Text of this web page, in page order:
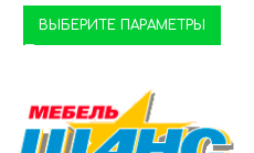
ВЫБЕРИТЕ ПАРАМЕТРЫ